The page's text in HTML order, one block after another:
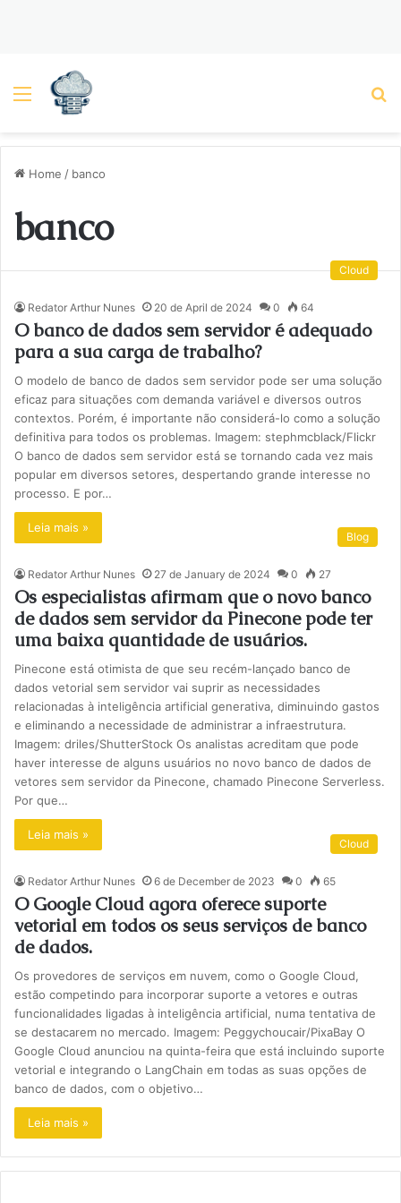
Menu
Home / banco
banco
Cloud
Redator Arthur Nunes 20 de April de 2024 0 64
O banco de dados sem servidor é adequado
para a sua carga de trabalho?
O modelo de banco de dados sem servidor pode ser uma solução
eficaz para situações com demanda variável e diversos outros
contextos. Porém, é importante não considerá-lo como a solução
definitiva para todos os problemas. Imagem: stephmcblack/Flickr
O banco de dados sem servidor está se tornando cada vez mais
popular em diversos setores, despertando grande interesse no
processo. E por…
Leia mais »
Blog
Redator Arthur Nunes 27 de January de 2024 0 27
Os especialistas afirmam que o novo banco
de dados sem servidor da Pinecone pode ter
uma baixa quantidade de usuários.
Pinecone está otimista de que seu recém-lançado banco de
dados vetorial sem servidor vai suprir as necessidades
relacionadas à inteligência artificial generativa, diminuindo gastos
e eliminando a necessidade de administrar a infraestrutura.
Imagem: driles/ShutterStock Os analistas acreditam que pode
haver interesse de alguns usuários no novo banco de dados de
vetores sem servidor da Pinecone, chamado Pinecone Serverless.
Por que…
Leia mais »
Cloud
Redator Arthur Nunes 6 de December de 2023 0 65
O Google Cloud agora oferece suporte
vetorial em todos os seus serviços de banco
de dados.
Os provedores de serviços em nuvem, como o Google Cloud,
estão competindo para incorporar suporte a vetores e outras
funcionalidades ligadas à inteligência artificial, numa tentativa de
se destacarem no mercado. Imagem: Peggychoucair/PixaBay O
Google Cloud anunciou na quinta-feira que está incluindo suporte
vetorial e integrando o LangChain em todas as suas opções de
banco de dados, com o objetivo…
Leia mais »